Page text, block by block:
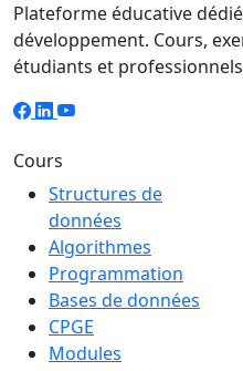
Plateforme éducative
développement. Cours,
étudiants et
Cours
Structures de
données
Algorithmes
Programmation
Bases de données
CPGE
Modules